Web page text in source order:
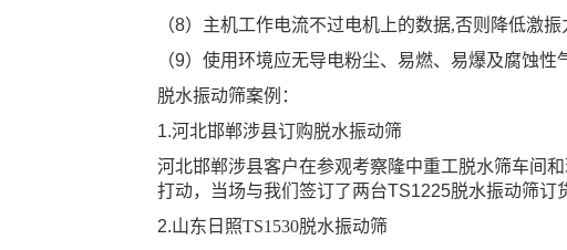
（8）主机工作电流不过电机上的数据,否则降低激振
（9）使用环境应无导电粉尘、易燃、易爆及腐蚀性
脱水振动筛案例：
1.河北邯郸涉县订购脱水振动筛
河北邯郸涉县客户在参观考察隆中重工脱水筛车间
打动，当场与我们签订了两台TS1225脱水振动筛订
2.山东日照TS1530脱水振动筛